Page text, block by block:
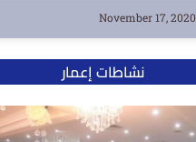
November 17, 2020
نشاطات إعمار